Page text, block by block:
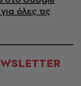
όλες τις